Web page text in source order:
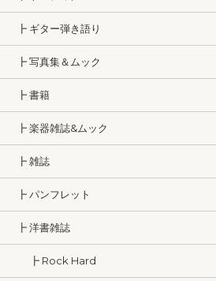
┣ ギター弾き語り
┣ 写真集＆ムック
┣ 書籍
┣ 楽器雑誌&ムック
┣ 雑誌
┣ パンフレット
┣ 洋書雑誌
┣ Rock Hard